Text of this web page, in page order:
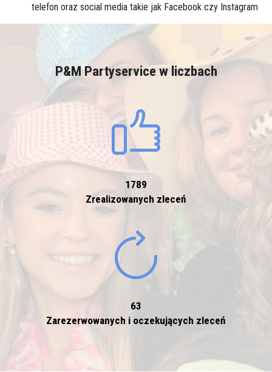
telefon oraz social media takie jak Facebook czy Instagram
P&M Partyservice w liczbach
1789
Zrealizowanych zleceń
63
Zarezerwowanych i oczekujących zleceń